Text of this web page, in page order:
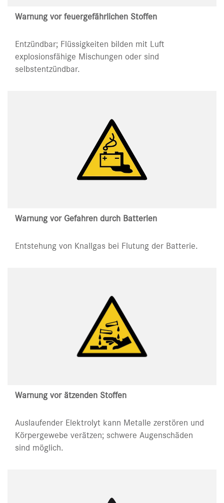
Warnung vor feuergefährlichen Stoffen
Entzündbar; Flüssigkeiten bilden mit Luft
explosionsfähige Mischungen oder sind
selbstentzündbar.
Warnung vor Gefahren durch Batterien
Entstehung von Knallgas bei Flutung der Batterie.
Warnung vor ätzenden Stoffen
Auslaufender Elektrolyt kann Metalle zerstören und
Körpergewebe verätzen; schwere Augenschäden
sind möglich.